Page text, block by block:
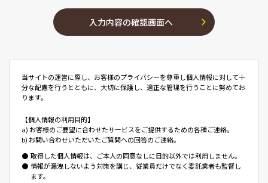
入力内容の確認画面へ
当サイトの運営に際し、お客様のプライバシーを尊重し個人情報に対して十
分な配慮を行うとともに、大切に保護し、適正な管理を行うことに努めてお
ります。
【個人情報の利用目的】
a) お客様のご要望に合わせたサービスをご提供するための各種ご連絡。
b) お問い合わせいただいたご質問への回答のご連絡。
● 取得した個人情報は、ご本人の同意なしに目的以外では利用しません。
● 情報が漏洩しないよう対策を講じ、従業員だけでなく委託業者も監督し
ます。